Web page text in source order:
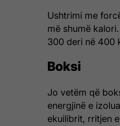
Ushtrimi me
më shumë
300 deri në 400
Boksi
Jo vetëm që
energjinë e
ekuilibrit, rritjen